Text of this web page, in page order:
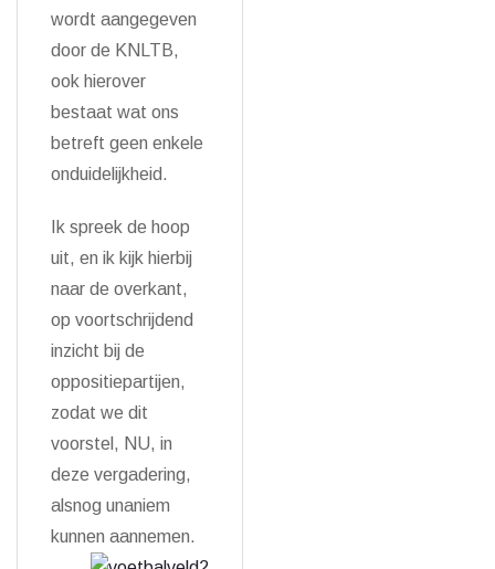
wordt aangegeven
door de KNLTB,
ook hierover
bestaat wat ons
betreft geen enkele
onduidelijkheid.
Ik spreek de hoop
uit, en ik kijk hierbij
naar de overkant,
op voortschrijdend
inzicht bij de
oppositiepartijen,
zodat we dit
voorstel, NU, in
deze vergadering,
alsnog unaniem
kunnen aannemen.